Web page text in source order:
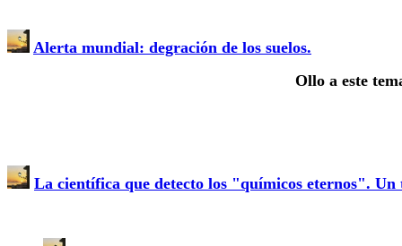
Alerta mundial: degración de los suelos.
Ollo a este
La científica que detecto los "químicos eternos". Un